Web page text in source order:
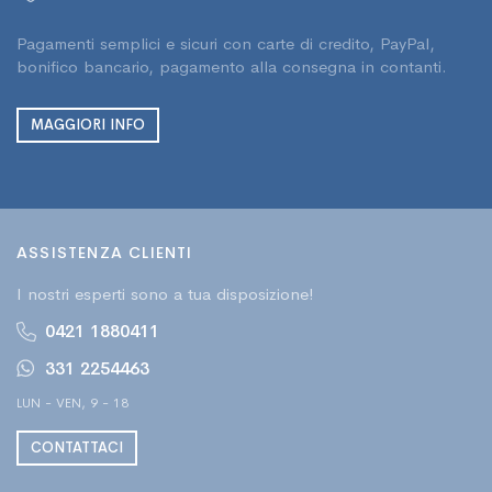
Pagamenti semplici e sicuri con carte di credito, PayPal,
bonifico bancario, pagamento alla consegna in contanti.
MAGGIORI INFO
ASSISTENZA CLIENTI
I nostri esperti sono a tua disposizione!
0421 1880411
331 2254463
LUN - VEN, 9 - 18
CONTATTACI